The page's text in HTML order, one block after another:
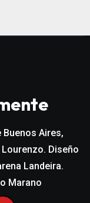
Aires,
Diseño
Landeira.
Marano